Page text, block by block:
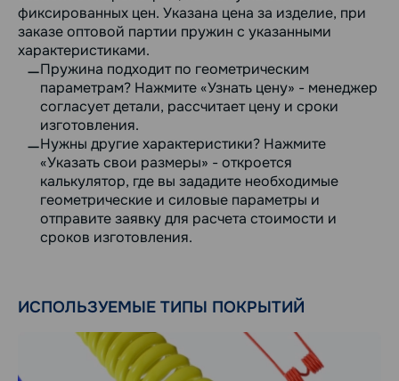
фиксированных цен. Указана цена за изделие, при
заказе оптовой партии пружин с указанными
характеристиками.
Пружина подходит по геометрическим
параметрам? Нажмите «Узнать цену» - менеджер
согласует детали, рассчитает цену и сроки
изготовления.
Нужны другие характеристики? Нажмите
«Указать свои размеры» - откроется
калькулятор, где вы зададите необходимые
геометрические и силовые параметры и
отправите заявку для расчета стоимости и
сроков изготовления.
ИСПОЛЬЗУЕМЫЕ ТИПЫ ПОКРЫТИЙ